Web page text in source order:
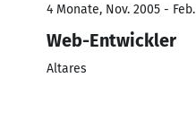
4 Monate, Nov. 2005 -
Web-Entwickler
Altares